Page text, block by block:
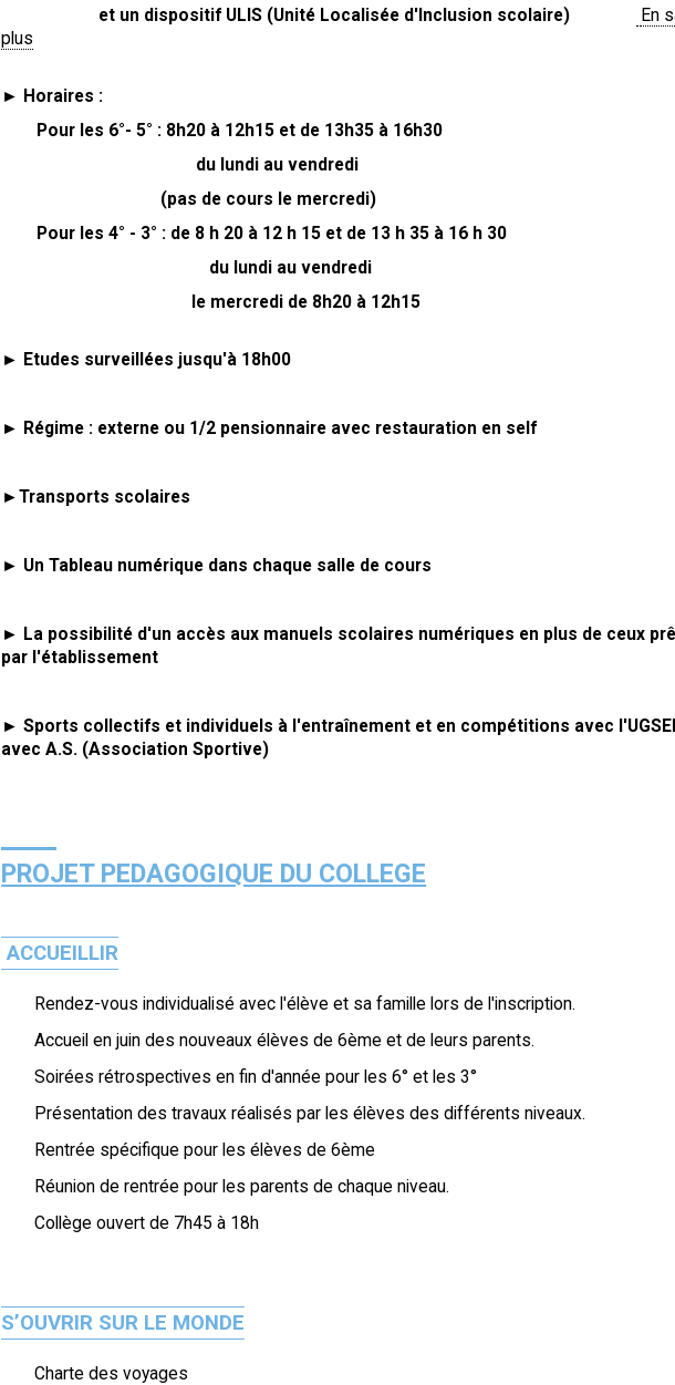
et un dispositif ULIS (Unité Localisée d'Inclusion scolaire)
En
plus
► Horaires :
Pour les 6°- 5° : 8h20 à 12h15 et de 13h35 à 16h30
du lundi au vendredi
(pas de cours le mercredi)
Pour les 4° - 3° : de 8 h 20 à 12 h 15 et de 13 h 35 à 16 h 30
du lundi au vendredi
le mercredi de 8h20 à 12h15
► Etudes surveillées jusqu'à 18h00
► Régime : externe ou 1/2 pensionnaire avec restauration en self
►Transports scolaires
► Un Tableau numérique dans chaque salle de cours
► La possibilité d'un accès aux manuels scolaires numériques en plus de ceux
par l'établissement
► Sports collectifs et individuels à l'entraînement et en compétitions avec
avec A.S. (Association Sportive)
PROJET PEDAGOGIQUE DU COLLEGE
ACCUEILLIR
Rendez-vous individualisé avec l'élève et sa famille lors de l'inscription.
Accueil en juin des nouveaux élèves de 6ème et de leurs parents.
Soirées rétrospectives en fin d'année pour les 6° et les 3°
Présentation des travaux réalisés par les élèves des différents niveaux.
Rentrée spécifique pour les élèves de 6ème
Réunion de rentrée pour les parents de chaque niveau.
Collège ouvert de 7h45 à 18h
S’OUVRIR SUR LE MONDE
Charte des voyages